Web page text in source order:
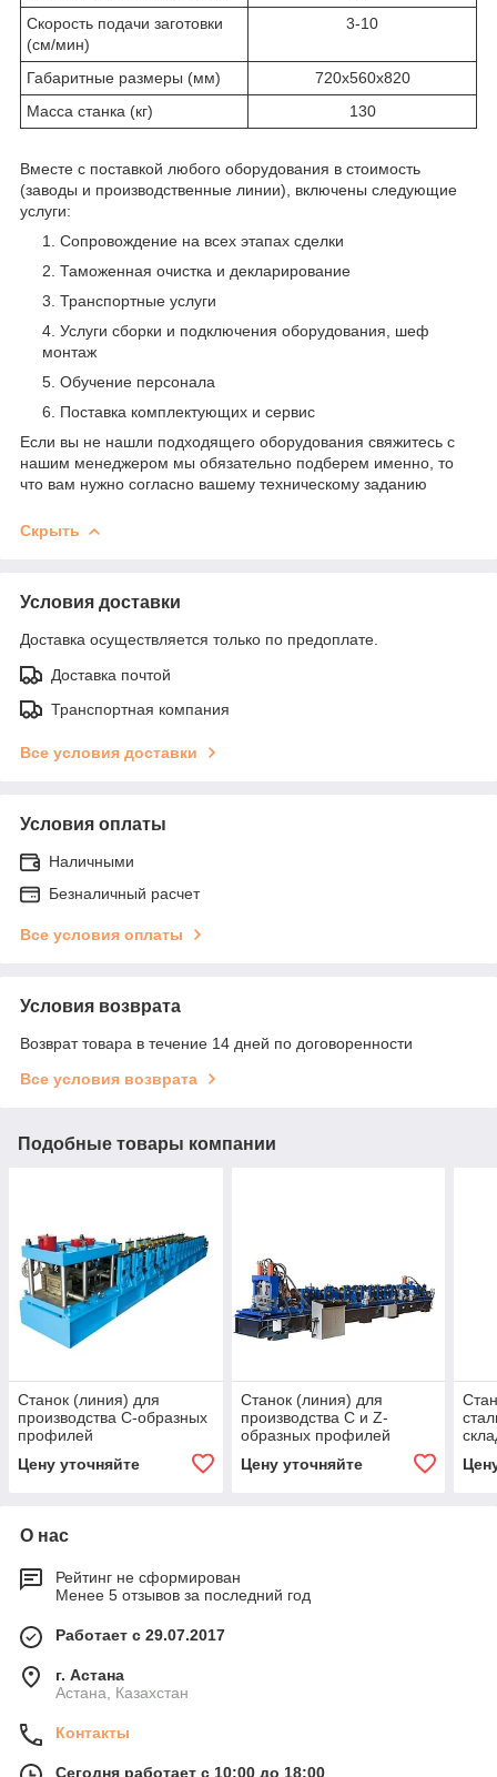
Скорость подачи заготовки
(см/мин)
3-10
Габаритные размеры (мм)
720х560х820
Масса станка (кг)
130
Вместе с поставкой любого оборудования в стоимость
(заводы и производственные линии), включены следующие
услуги:
Сопровождение на всех этапах сделки
Таможенная очистка и декларирование
Транспортные услуги
Услуги сборки и подключения оборудования, шеф
монтаж
Обучение персонала
Поставка комплектующих и сервис
Если вы не нашли подходящего оборудования свяжитесь с
нашим менеджером мы обязательно подберем именно, то
что вам нужно согласно вашему техническому заданию
Скрыть
Условия доставки
Доставка осуществляется только по предоплате.
Доставка почтой
Транспортная компания
Все условия доставки
Условия оплаты
Наличными
Безналичный расчет
Все условия оплаты
Условия возврата
Возврат товара в течение 14 дней по договоренности
Все условия возврата
Подобные товары компании
Станок (линия) для
производства С-образных
профилей
Цену уточняйте
Станок (линия) для
производства C и Z-
образных профилей
Цену уточняйте
О нас
Рейтинг не сформирован
Менее 5 отзывов за последний год
Работает с 29.07.2017
г. Астана
Астана, Казахстан
Контакты
Сегодня работает с 10:00 до 18:00